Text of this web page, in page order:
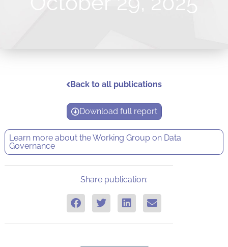
Back to all publications
Download full report
Learn more about theWorking Group on Data
Governance
Share publication: